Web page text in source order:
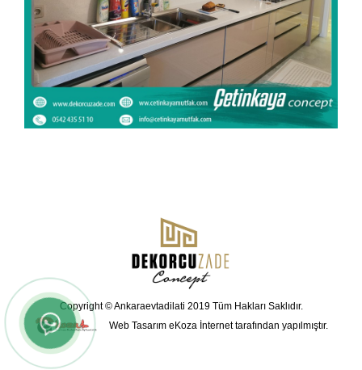
Copyright © Ankaraevtadilati 2019 Tüm Hakları Saklıdır.
Web TasarımeKoza İnternet tarafından yapılmıştır.